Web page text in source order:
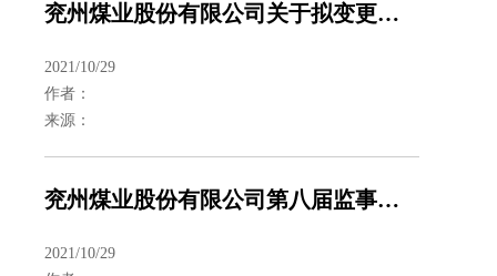
兖州煤业股份有限公司关于拟变更公司名称、证券简称及修改《公司章程》的公告
2021/10/29
作者：
来源：
兖州煤业股份有限公司第八届监事会第十次会议决议公告
2021/10/29